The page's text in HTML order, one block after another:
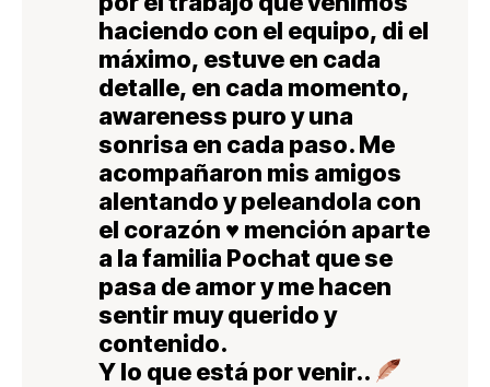
haciendo con el equipo, di el
máximo, estuve en cada
detalle, en cada momento,
awareness puro y una
sonrisa en cada paso. Me
acompañaron mis amigos
alentando y peleandola con
el corazón ♥️ mención aparte
a la familia Pochat que se
pasa de amor y me hacen
sentir muy querido y
contenido.
Y lo que está por venir..